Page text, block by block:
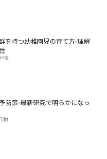
を持つ幼稚園児の育て方-理解
動
防策-最新研究で明らかになっ
動